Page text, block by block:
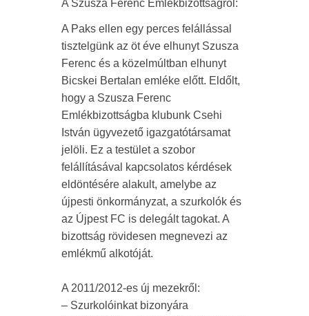
A Szusza Ferenc Emlékbizottságról:
A Paks ellen egy perces felállással
tisztelgünk az öt éve elhunyt Szusza
Ferenc és a közelmúltban elhunyt
Bicskei Bertalan emléke előtt. Eldőlt,
hogy a Szusza Ferenc
Emlékbizottságba klubunk Csehi
István ügyvezető igazgatótársamat
jelöli. Ez a testület a szobor
felállításával kapcsolatos kérdések
eldöntésére alakult, amelybe az
újpesti önkormányzat, a szurkolók és
az Újpest FC is delegált tagokat. A
bizottság rövidesen megnevezi az
emlékmű alkotóját.
A 2011/2012-es új mezekről:
– Szurkolóinkat bizonyára